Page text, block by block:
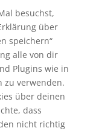
besuchst,
über
speichern“
alle von dir
Plugins wie in
zu verwenden.
über deinen
dass
nicht richtig